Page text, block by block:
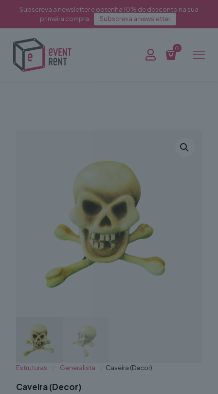
Subscreva a newsletter e obtenha 10% de desconto na sua
primeira compra.
Subscreva a newsletter
0
Estruturas Generalista Caveira (Decor)
Caveira (Decor)